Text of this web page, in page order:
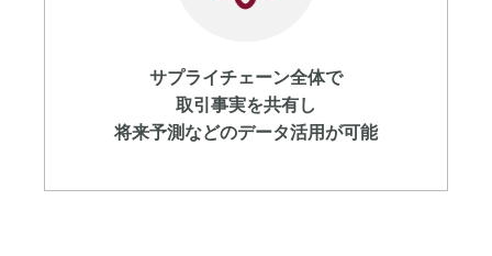
サプライチェーン全体で
取引事実を共有し
将来予測などのデータ活用が可能